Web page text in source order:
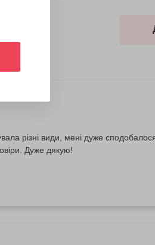
різні види, мені дуже
Дуже дякую!